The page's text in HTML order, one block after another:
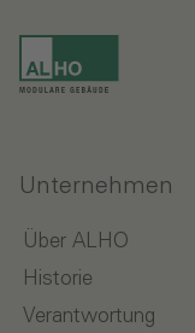
Unternehmen
Über ALHO
Historie
Verantwortung